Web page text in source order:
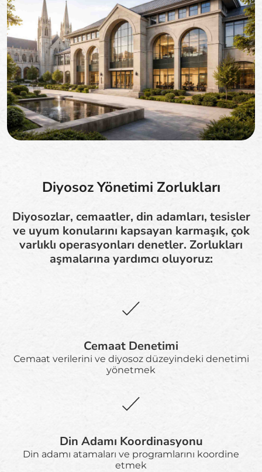
Diyosoz Yönetimi Zorlukları
Diyosozlar, cemaatler, din adamları, tesisler
ve uyum konularını kapsayan karmaşık, çok
varlıklı operasyonları denetler. Zorlukları
aşmalarına yardımcı oluyoruz:
Cemaat Denetimi
Cemaat verilerini ve diyosoz düzeyindeki denetimi
yönetmek
Din Adamı Koordinasyonu
Din adamı atamaları ve programlarını koordine
etmek